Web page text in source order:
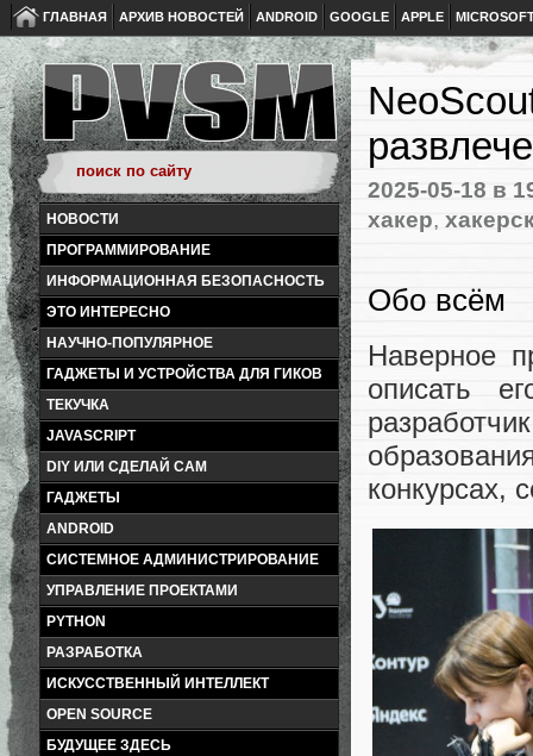
ГЛАВНАЯ АРХИВ НОВОСТЕЙ ANDROID GOOGLE APPLE
НОВОСТИ
ПРОГРАММИРОВАНИЕ
ИНФОРМАЦИОННАЯ БЕЗОПАСНОСТЬ
ЭТО ИНТЕРЕСНО
НАУЧНО-ПОПУЛЯРНОЕ
ГАДЖЕТЫ И УСТРОЙСТВА ДЛЯ ГИКОВ
ТЕКУЧКА
JAVASCRIPT
DIY ИЛИ СДЕЛАЙ САМ
ГАДЖЕТЫ
ANDROID
СИСТЕМНОЕ АДМИНИСТРИРОВАНИЕ
УПРАВЛЕНИЕ ПРОЕКТАМИ
PYTHON
РАЗРАБОТКА
ИСКУССТВЕННЫЙ ИНТЕЛЛЕКТ
OPEN SOURCE
БУДУЩЕЕ ЗДЕСЬ
2025-05-18 в
хакер,
Обо всём
Наверное
описать
конкурсах,